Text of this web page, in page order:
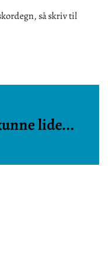
så skriv til
lide...